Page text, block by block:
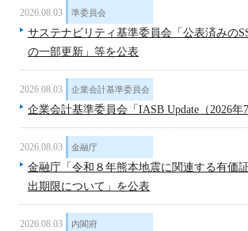
2026.08.03
準委員会
サステナビリティ基準委員会「公表済みの
の一部更新」等を公表
2026.08.03 企業会計基準委員会
企業会計基準委員会「IASB Update（2026年
2026.08.03 金融庁
金融庁「令和８年熊本地震に関連する有価
出期限について」を公表
2026.08.03 内閣府